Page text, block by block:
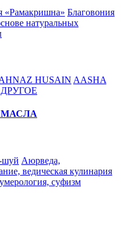
«Рамакришна» Благовония
натуральных
HUSAIN AASHA
ДРУГОЕ
шуй Аюрведа,
ведическая кулинария
суфизм